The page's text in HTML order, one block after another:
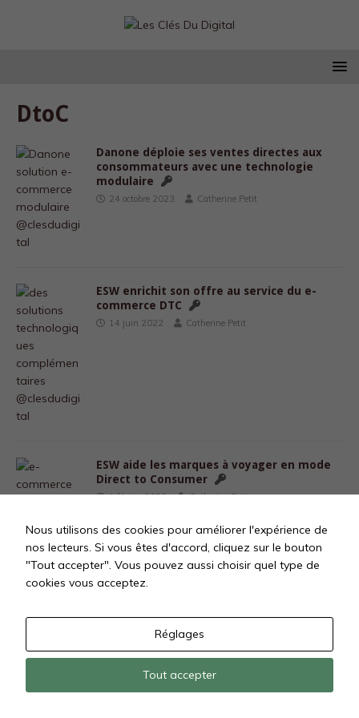
DtoC
Danone déploie ses ventes directes aux
consommateurs avec une technologie
modulaire
24 octobre 2023 Catherine Petit
ESW enrichit son offre au service du e-
commerce DTC
14 juin 2022 Catherine Petit
ESW aide les marques à voyager en mode
Direct to Consumer
1 février 2022 Catherine Petit
Tous droits réservés @ Les Clés Du Digital SAS
Nous utilisons des cookies pour améliorer l'expérience de
nos lecteurs. Si vous êtes d'accord, cliquez sur le bouton
"Tout accepter". Vous pouvez aussi choisir quel type de
cookies vous acceptez.
Réglages
Tout accepter